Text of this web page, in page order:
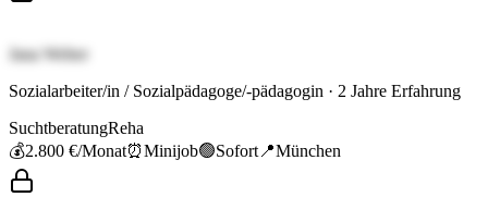
Jana Weber
Sozialarbeiter/in / Sozialpädagoge/-pädagogin · 2 Jahre Erfahrung
SuchtberatungReha
💰2.800 €/Monat⏰Minijob🟢Sofort 📍München